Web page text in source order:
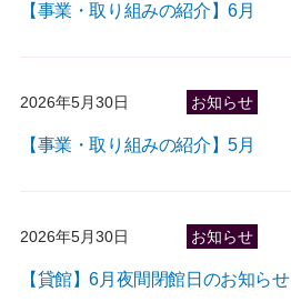
【事業・取り組みの紹介】6月
2026年5月30日 お知らせ
【事業・取り組みの紹介】5月
2026年5月30日 お知らせ
【貸館】6月夜間閉館日のお知らせ